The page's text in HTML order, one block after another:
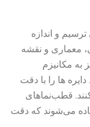
و اندازه
معماری و نقشه
مکانیزم
ها را با دقت
قطب‌نماهای
می‌شوند که دقت